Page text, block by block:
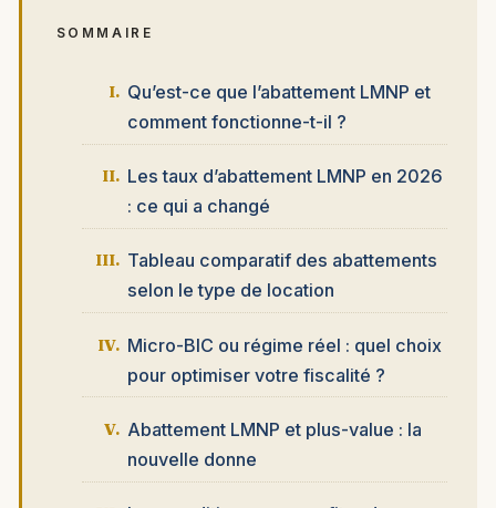
SOMMAIRE
Qu’est-ce que l’abattement LMNP et
comment fonctionne-t-il ?
Les taux d’abattement LMNP en 2026
: ce qui a changé
Tableau comparatif des abattements
selon le type de location
Micro-BIC ou régime réel : quel choix
pour optimiser votre fiscalité ?
Abattement LMNP et plus-value : la
nouvelle donne